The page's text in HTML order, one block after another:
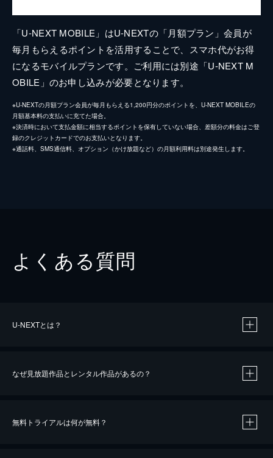
「U-NEXT MOBILE」はU-NEXTの「月額プラン」会員が
毎月もらえるポイントを活用することで、スマホ代がお得
になるモバイルプランです。ご利用には別途「U-NEXT M
OBILE」のお申し込みが必要となります。
※U-NEXTの月額プラン会員が毎月もらえる1,200円分のポイントを、U-NEXT MOBILEの
月額基本料の支払いに充てた場合。
※決済時において支払金額に相当するポイントを保有していない場合、差額分の料金はご登
録のクレジットカードでのお支払いとなります。
※通話料、SMS通信料、オプション（かけ放題など）の月額利用料は別途発生します。
よくある質問
U-NEXTとは？
なぜ見放題作品とレンタル作品があるの？
無料トライアルは何が無料？